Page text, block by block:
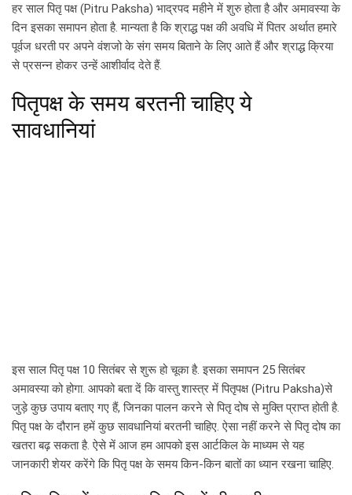
हर साल पितृ पक्ष (Pitru Paksha) भाद्रपद महीने में शुरु होता है और अमावस्या के
दिन इसका समापन होता है. मान्यता है कि श्राद्ध पक्ष की अवधि में पितर अर्थात हमारे
पूर्वज धरती पर अपने वंशजो के संग समय बिताने के लिए आते हैं और श्राद्ध क्रिया
से प्रसन्न होकर उन्हें आशीर्वाद देते हैं.
पितृपक्ष के समय बरतनी चाहिए ये
सावधानियां
इस साल पितृ पक्ष 10 सितंबर से शुरू हो चूका है. इसका समापन 25 सितंबर
अमावस्या को होगा. आपको बता दें कि वास्तु शास्त्र में पितृपक्ष (Pitru Paksha)से
जुड़े कुछ उपाय बताए गए हैं, जिनका पालन करने से पितृ दोष से मुक्ति प्राप्त होती है.
पितृ पक्ष के दौरान हमें कुछ सावधानियां बरतनी चाहिए. ऐसा नहीं करने से पितृ दोष का
खतरा बढ़ सकता है. ऐसे में आज हम आपको इस आर्टकिल के माध्यम से यह
जानकारी शेयर करेंगे कि पितृ पक्ष के समय किन-किन बातों का ध्यान रखना चाहिए.